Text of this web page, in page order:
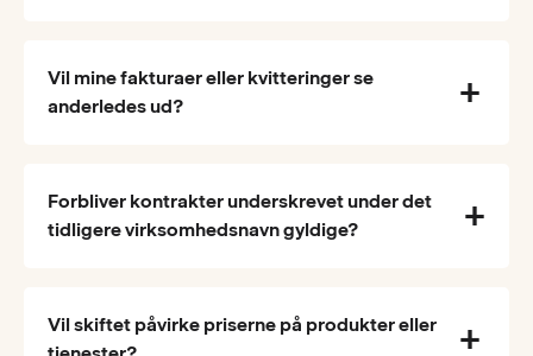
Vil mine fakturaer eller kvitteringer se
anderledes ud?
Forbliver kontrakter underskrevet under det
tidligere virksomhedsnavn gyldige?
Vil skiftet påvirke priserne på produkter eller